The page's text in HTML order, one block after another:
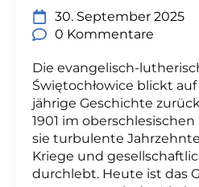
30. September 2025
0 Kommentare
Die evangelisch-
Świętochłowice blickt
jährige Geschichte
1901 im
sie turbulente
Kriege und
durchlebt. Heute ist das